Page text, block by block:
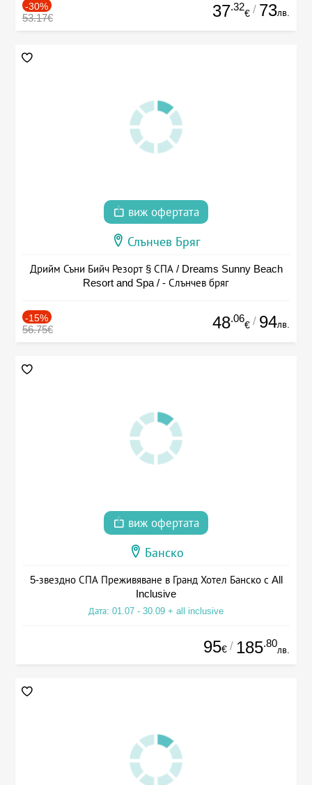
-30%
53.17€ 37.32
€ / 73лв.
виж офертата
Слънчев Бряг
Дрийм Съни Бийч Резорт § СПА / Dreams Sunny Beach
Resort and Spa / - Слънчев бряг
-15%
56.75€ 48.06
€ / 94лв.
виж офертата
Банско
5-звездно СПА Преживяване в Гранд Хотел Банско с All
Inclusive
Дата: 01.07 - 30.09 + all inclusive
95€ / 185.80
лв.